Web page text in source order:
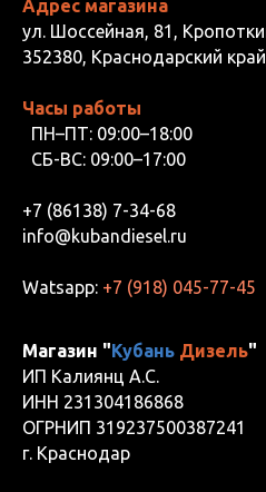
Адрес магазина
ул. Шоссейная, 81,
352380, Краснодарский
Часы работы
ПН–ПТ: 09:00–18:00
СБ-ВС: 09:00–17:00
+7 (86138) 7-34-68
info@kubandiesel.ru
Watsapp: +7 (918) 045-77-45
Магазин "Кубань Дизель"
ИП Калиянц А.С.
ИНН 231304186868
ОГРНИП 319237500387241
г. Краснодар